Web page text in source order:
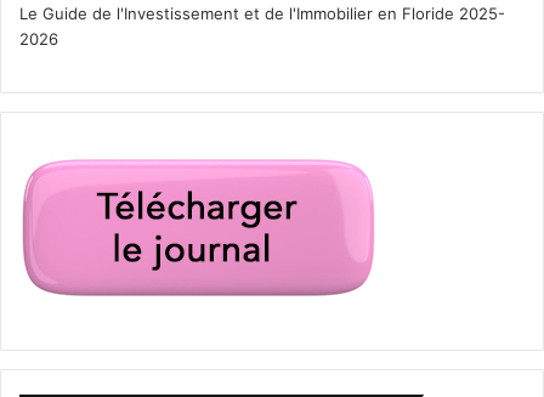
Le Guide de l'Investissement et de l'Immobilier en Floride 2025-
2026